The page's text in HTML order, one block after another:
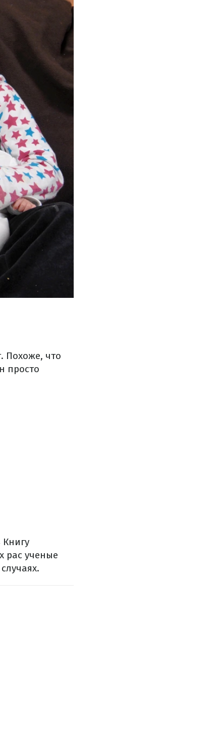
Похоже, что
просто
рас ученые